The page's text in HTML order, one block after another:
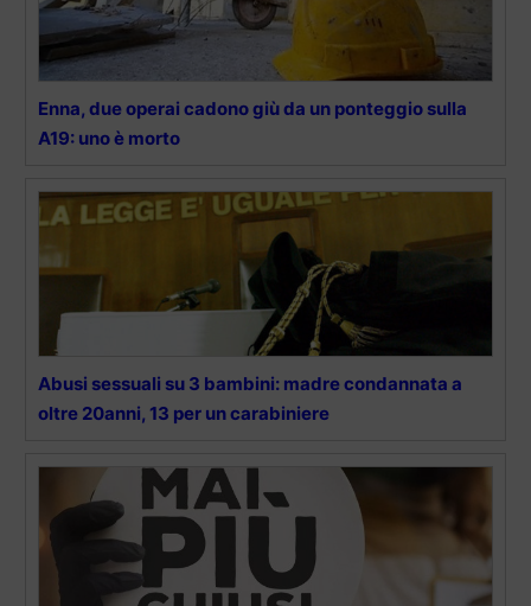
Enna, due operai cadono giù da un ponteggio sulla
A19: uno è morto
Abusi sessuali su 3 bambini: madre condannata a
oltre 20anni, 13 per un carabiniere